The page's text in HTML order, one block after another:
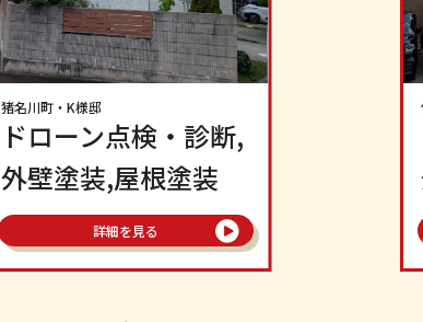
猪名川町 ・K様邸
ドローン点検・診断,
外壁塗装,屋根塗装
詳細を見る